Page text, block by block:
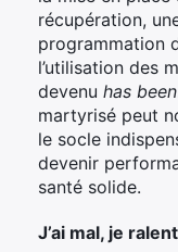
récupération,
programmation
l’utilisation des
devenu has been
martyrisé peut
le socle
devenir
santé solide.
J’ai mal, je